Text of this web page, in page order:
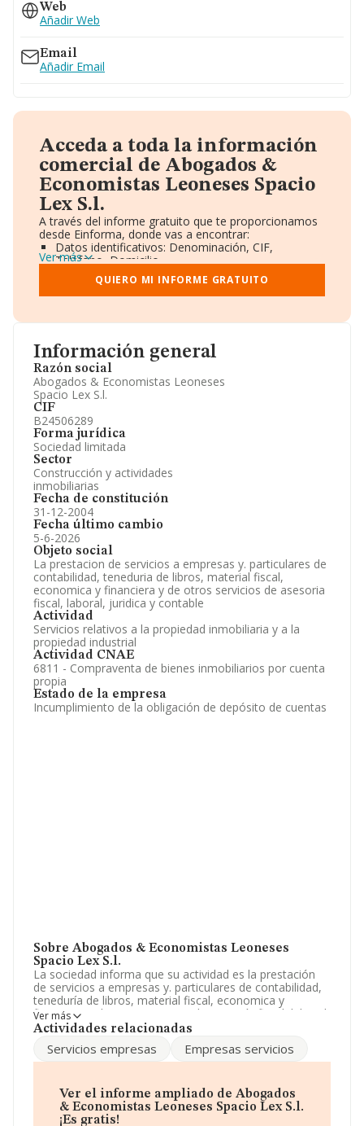
Información general
Razón social
Abogados & Economistas Leoneses
Spacio Lex S.l.
CIF
B24506289
Forma jurídica
Sociedad limitada
Sector
Construcción y actividades
inmobiliarias
Fecha de constitución
31-12-2004
Fecha último cambio
5-6-2026
Objeto social
La prestacion de servicios a empresas y. particulares de
contabilidad, teneduria de libros, material fiscal,
economica y financiera y de otros servicios de asesoria
fiscal, laboral, juridica y contable
Actividad
Servicios relativos a la propiedad inmobiliaria y a la
propiedad industrial
Actividad CNAE
6811 - Compraventa de bienes inmobiliarios por cuenta
propia
Estado de la empresa
Incumplimiento de la obligación de depósito de cuentas
Sobre Abogados & Economistas Leoneses
Spacio Lex S.l.
La sociedad informa que su actividad es la prestación
de servicios a empresas y. particulares de contabilidad,
teneduría de libros, material fiscal, economica y
financiera y de otros servicios de asesoría fiscal, laboral,
jurídica y contable. La empresa está registrada como
corresponde a '%cnae%', cuyo Código es 6811. La
empresa no tiene actividad en mercados exteriores.
Para ponerse en contacto con sus oficinas, la empresa
facilita el número de teléfono 987262837.
Ver más
Actividades relacionadas
Servicios empresas Empresas servicios
Ver el informe ampliado de Abogados
& Economistas Leoneses Spacio Lex S.l.
¡Es gratis!
Web
Añadir Web
Email
Añadir Email
Acceda a toda la información
comercial de Abogados &
Economistas Leoneses Spacio
Lex S.l.
A través del informe gratuito que te proporcionamos
desde Einforma, donde vas a encontrar:
Datos identificativos: Denominación, CIF,
Teléfono, Domicilio.
Informe Mercantil Completo (BORME).
Gráficos de Evolución Ventas y Empleados.
Consejo de Administración y Administradores.
Accionistas.
Artículos de prensa publicados sobre la empresa.
Información oficial y registral complementaria.
Ver más
QUIERO MI INFORME GRATUITO